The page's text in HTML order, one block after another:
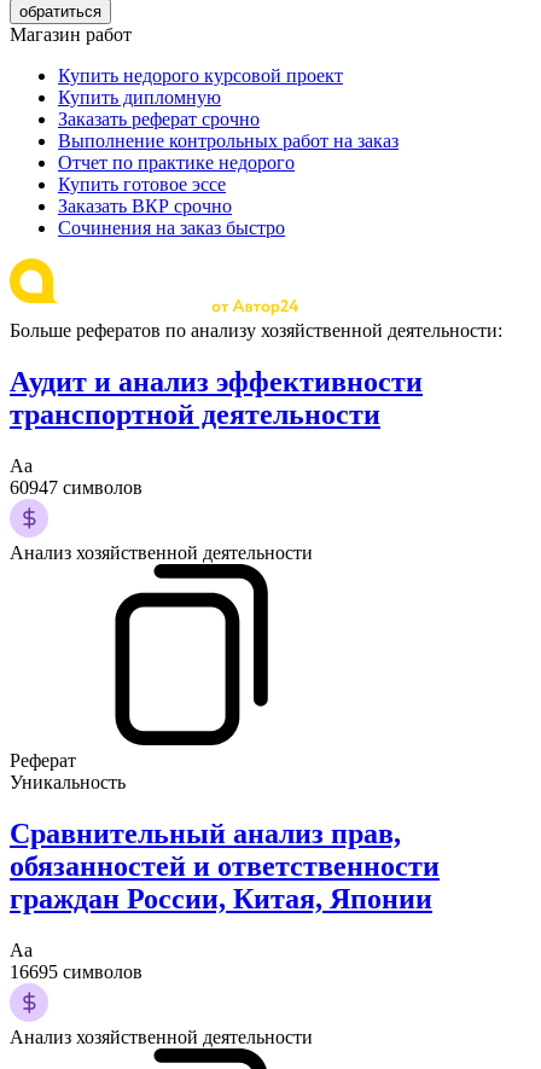
обратиться
Магазин работ
Купить недорого курсовой проект
Купить дипломную
Заказать реферат срочно
Выполнение контрольных работ на заказ
Отчет по практике недорого
Купить готовое эссе
Заказать ВКР срочно
Сочинения на заказ быстро
Больше рефератов по анализу хозяйственной деятельности:
Аудит и анализ эффективности
транспортной деятельности
Аа
60947 символов
Анализ хозяйственной деятельности
Реферат
Уникальность
Сравнительный анализ прав,
обязанностей и ответственности
граждан России, Китая, Японии
Аа
16695 символов
Анализ хозяйственной деятельности